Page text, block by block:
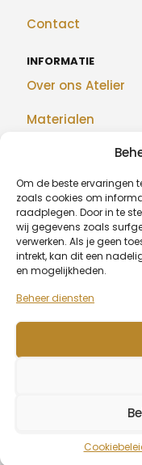
Om de beste ervaringen
zoals cookies om
raadplegen. Door in te
wij gegevens zoals
verwerken. Als je geen
intrekt, kan dit een
en mogelijkheden.
Beheer diensten
Contact
INFORMATIE
Over ons Atelier
Materialen
Realisaties
Blog
© 2026
Wagenaarstraat 39,